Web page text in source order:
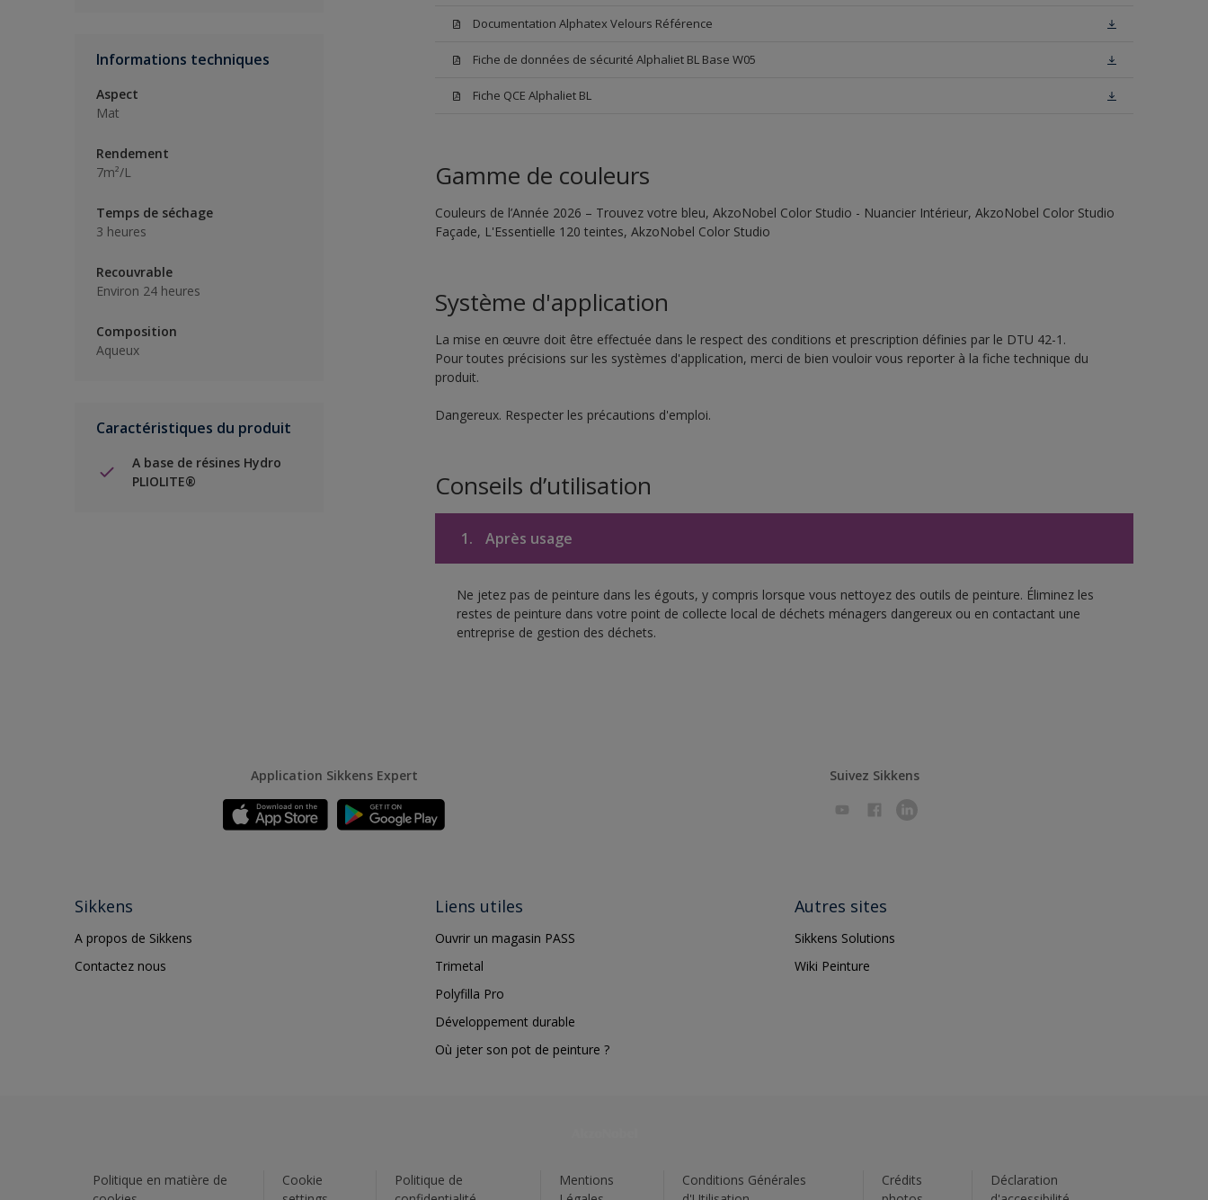
Informations techniques
Aspect
Mat
Rendement
7m²/L
Temps de séchage
3 heures
Recouvrable
Environ 24 heures
Composition
Aqueux
Caractéristiques du produit
A base de résines Hydro
PLIOLITE®
Documentation Alphatex Velours Référence
Fiche de données de sécurité Alphaliet BL Base W05
Fiche QCE Alphaliet BL
Gamme de couleurs
Couleurs de l’Année 2026 – Trouvez votre bleu, AkzoNobel Color Studio - Nuancier Intérieur, AkzoNobel Color Studio
Façade, L'Essentielle 120 teintes, AkzoNobel Color Studio
Système d'application
La mise en œuvre doit être effectuée dans le respect des conditions et prescription définies par le DTU 42-1.
Pour toutes précisions sur les systèmes d'application, merci de bien vouloir vous reporter à la fiche technique du
produit.
Dangereux. Respecter les précautions d'emploi.
Conseils d’utilisation
1. Après usage
Ne jetez pas de peinture dans les égouts, y compris lorsque vous nettoyez des outils de peinture. Éliminez les
restes de peinture dans votre point de collecte local de déchets ménagers dangereux ou en contactant une
entreprise de gestion des déchets.
Application Sikkens Expert Suivez Sikkens
Sikkens
A propos de Sikkens
Contactez nous
Liens utiles
Ouvrir un magasin PASS
Trimetal
Polyfilla Pro
Développement durable
Où jeter son pot de peinture ?
Autres sites
Sikkens Solutions
Wiki Peinture
Politique en matière de
Cookie
Politique de
Mentions
Conditions Générales
Crédits
Déclaration